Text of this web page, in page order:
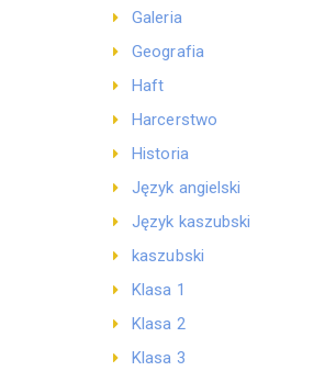
Galeria
Geografia
Haft
Harcerstwo
Historia
Język angielski
Język kaszubski
kaszubski
Klasa 1
Klasa 2
Klasa 3